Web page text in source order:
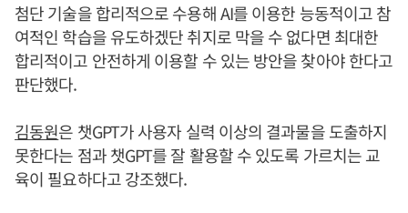
첨단 기술을 합리적으로 수용해 AI를 이용한 능동적이고 참
여적인 학습을 유도하겠단 취지로 막을 수 없다면 최대한
합리적이고 안전하게 이용할 수 있는 방안을 찾아야 한다고
판단했다.
김동원은 챗GPT가 사용자 실력 이상의 결과물을 도출하지
못한다는 점과 챗GPT를 잘 활용할 수 있도록 가르치는 교
육이 필요하다고 강조했다.